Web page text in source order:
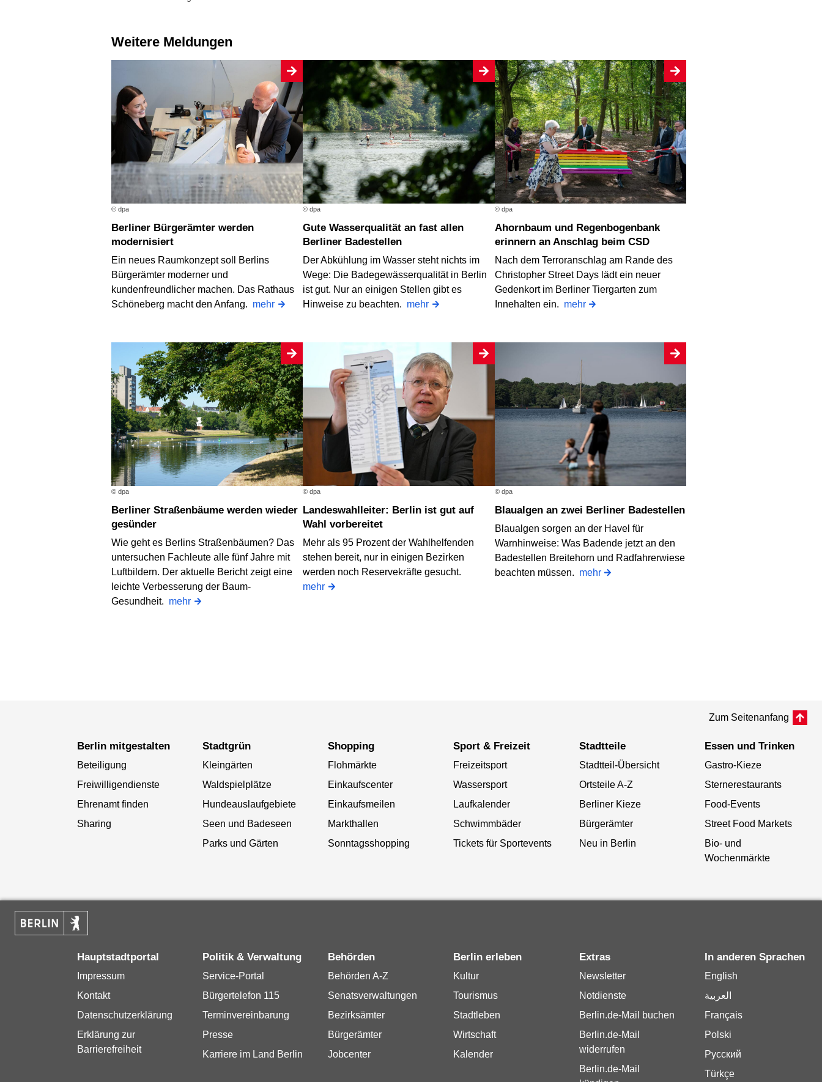
Weitere Meldungen
© dpa
Berliner Bürgerämter werden
modernisiert
Ein neues Raumkonzept soll Berlins
Bürgerämter moderner und
kundenfreundlicher machen. Das Rathaus
Schöneberg macht den Anfang. mehr
© dpa
Gute Wasserqualität an fast allen
Berliner Badestellen
Der Abkühlung im Wasser steht nichts im
Wege: Die Badegewässerqualität in Berlin
ist gut. Nur an einigen Stellen gibt es
Hinweise zu beachten. mehr
© dpa
Ahornbaum und Regenbogenbank
erinnern an Anschlag beim CSD
Nach dem Terroranschlag am Rande des
Christopher Street Days lädt ein neuer
Gedenkort im Berliner Tiergarten zum
Innehalten ein. mehr
© dpa
Berliner Straßenbäume werden wieder
gesünder
Wie geht es Berlins Straßenbäumen? Das
untersuchen Fachleute alle fünf Jahre mit
Luftbildern. Der aktuelle Bericht zeigt eine
leichte Verbesserung der Baum-
Gesundheit. mehr
© dpa
Landeswahlleiter: Berlin ist gut auf
Wahl vorbereitet
Mehr als 95 Prozent der Wahlhelfenden
stehen bereit, nur in einigen Bezirken
werden noch Reservekräfte gesucht.
mehr
© dpa
Blaualgen an zwei Berliner Badestellen
Blaualgen sorgen an der Havel für
Warnhinweise: Was Badende jetzt an den
Badestellen Breitehorn und Radfahrerwiese
beachten müssen. mehr
Zum Seitenanfang
Berlin mitgestalten
Beteiligung
Freiwilligendienste
Ehrenamt finden
Sharing
Stadtgrün
Kleingärten
Waldspielplätze
Hundeauslaufgebiete
Seen und Badeseen
Parks und Gärten
Shopping
Flohmärkte
Einkaufscenter
Einkaufsmeilen
Markthallen
Sonntagsshopping
Sport & Freizeit
Freizeitsport
Wassersport
Laufkalender
Schwimmbäder
Tickets für Sportevents
Stadtteile
Stadtteil-Übersicht
Ortsteile A-Z
Berliner Kieze
Bürgerämter
Neu in Berlin
Essen und Trinken
Gastro-Kieze
Sternerestaurants
Food-Events
Street Food Markets
Bio- und
Wochenmärkte
Hauptstadtportal
Impressum
Kontakt
Datenschutzerklärung
Erklärung zur
Barrierefreiheit
Politik & Verwaltung
Service-Portal
Bürgertelefon 115
Terminvereinbarung
Presse
Karriere im Land Berlin
Behörden
Behörden A-Z
Senatsverwaltungen
Bezirksämter
Bürgerämter
Jobcenter
Berlin erleben
Kultur
Tourismus
Stadtleben
Wirtschaft
Kalender
Extras
Newsletter
Notdienste
Berlin.de-Mail buchen
Berlin.de-Mail
widerrufen
Berlin.de-Mail
In anderen Sprachen
English
العربية
Français
Polski
Русский
Türkçe